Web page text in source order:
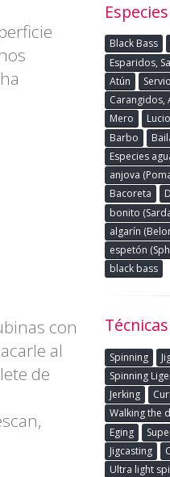
con
al
de
Especies
Black Bass
Esparidos,
Atún
Carangidos,
Mero
Barbo
Especies
anjova
Bacoreta
bonito
algarín
espetón
black bass
Técnicas
Spinning
Spinning
Jerking
Walking the
Eging
Jigcasting
Ultra light